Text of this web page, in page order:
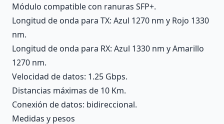
Módulo compatible con ranuras SFP+.
Longitud de onda para TX: Azul 1270 nm y Rojo 1330
nm.
Longitud de onda para RX: Azul 1330 nm y Amarillo
1270 nm.
Velocidad de datos: 1.25 Gbps.
Distancias máximas de 10 Km.
Conexión de datos: bidireccional.
Medidas y pesos